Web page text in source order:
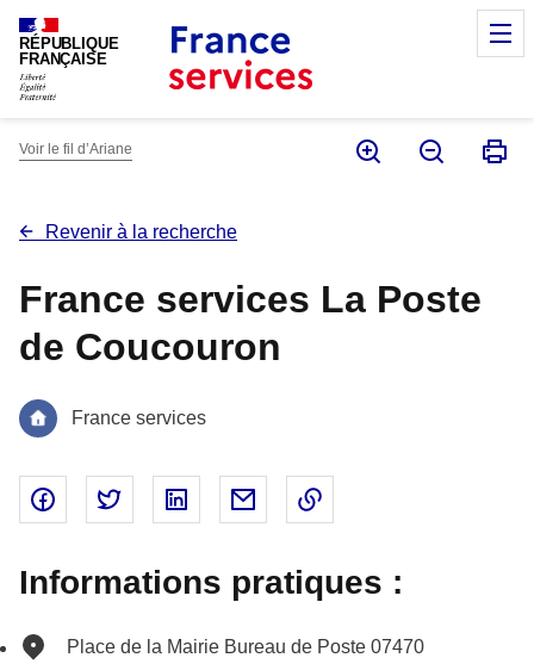
RÉPUBLIQUE
FRANÇAISE
Voir le fil d’Ariane
Revenir à la recherche
France services La Poste
de Coucouron
France services
Partager sur Facebook - nouvelle fenêtre
Partager sur Twitter - nouvelle fenêtre
Partager sur Linked In - nouvelle
Partager par email - nouvelle
Informations pratiques :
Place de la Mairie Bureau de Poste 07470